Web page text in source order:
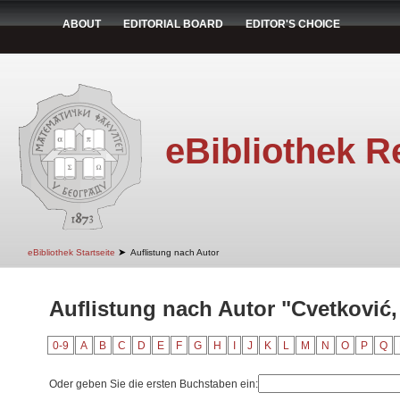
ABOUT EDITORIAL BOARD EDITOR'S CHOICE
eBibliothek
eBibliothek Startseite ➤ Auflistung nach Autor
Auflistung nach Autor
0-9 A B C D E F G H J K L M N O P Q
Oder geben Sie die ersten Buchstaben ein: